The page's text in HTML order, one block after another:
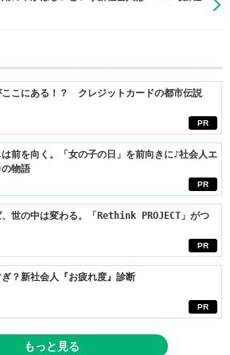
PR
ここにある！？ クレジットカードの都市伝説
PR
前を向く。「女の子の日」を前向きに♪社会人エ
物語
PR
世の中は変わる。「Rethink PROJECT」がつ
PR
？新社会人『お疲れ度』診断
もっと見る